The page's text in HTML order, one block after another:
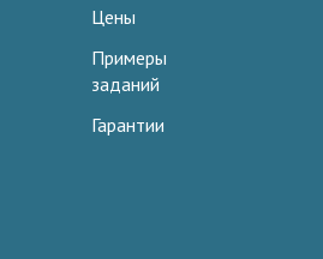
Цены
Примеры
заданий
Гарантии